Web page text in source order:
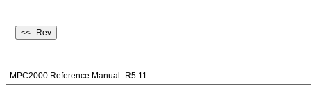
MPC2000 Reference Manual -R5.11-